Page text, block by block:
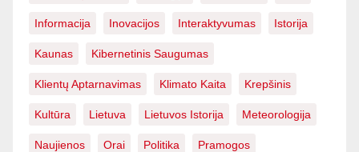
Informacija Inovacijos Interaktyvumas Istorija
Kaunas Kibernetinis Saugumas
Klientų Aptarnavimas Klimato Kaita Krepšinis
Kultūra Lietuva Lietuvos Istorija Meteorologija
Naujienos Orai Politika Pramogos